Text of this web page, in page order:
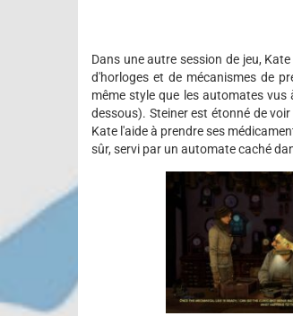
Dans une autre session de jeu,
d'horloges et de mécanismes de
même style que les automates
dessous). Steiner est étonné de
Kate l'aide à prendre ses
sûr, servi par un automate caché